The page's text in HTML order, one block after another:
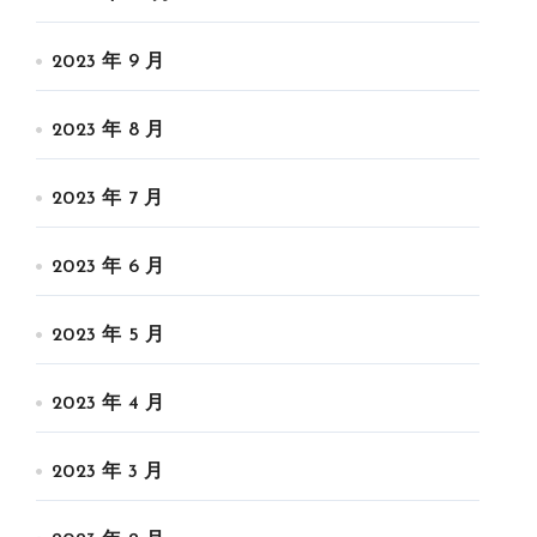
2023 年 9 月
2023 年 8 月
2023 年 7 月
2023 年 6 月
2023 年 5 月
2023 年 4 月
2023 年 3 月